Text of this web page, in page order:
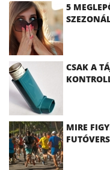
5
CSAK A
MIRE